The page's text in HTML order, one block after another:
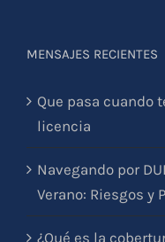
MENSAJES RECIENTES
Que pasa cuando
licencia
Navegando por
Verano: Riesgos y
¿Qué es la